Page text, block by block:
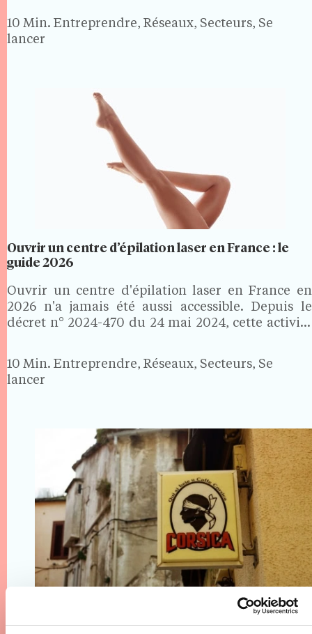
Avec plus de 14 millions…
10 Min. Entreprendre, Réseaux, Secteurs, Se
lancer
Ouvrir un centre d’épilation laser en France : le
guide 2026
Ouvrir un centre d'épilation laser en France en
2026 n'a jamais été aussi accessible. Depuis le
décret n° 2024-470 du 24 mai 2024, cette activité
esthéticiens qualifiés et infirmiers formés peuvent
désormais se…
10 Min. Entreprendre, Réseaux, Secteurs, Se
lancer